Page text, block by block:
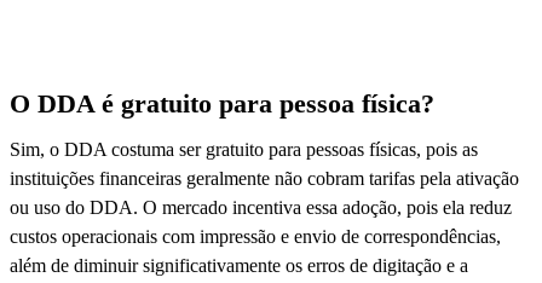
O DDA é gratuito para pessoa física?
Sim, o DDA costuma ser gratuito para pessoas físicas, pois as
instituições financeiras geralmente não cobram tarifas pela ativação
ou uso do DDA. O mercado incentiva essa adoção, pois ela reduz
custos operacionais com impressão e envio de correspondências,
além de diminuir significativamente os erros de digitação e a